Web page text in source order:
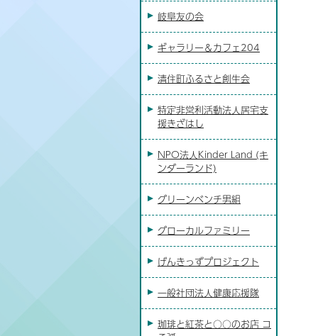
岐阜友の会
ギャラリー＆カフェ204
清住町ふるさと創生会
特定非営利活動法人居宅支
援きざはし
NPO法人Kinder Land (キ
ンダーランド)
グリーンベンチ男組
グローカルファミリー
げんきっずプロジェクト
一般社団法人健康応援隊
珈琲と紅茶と○○のお店 コ